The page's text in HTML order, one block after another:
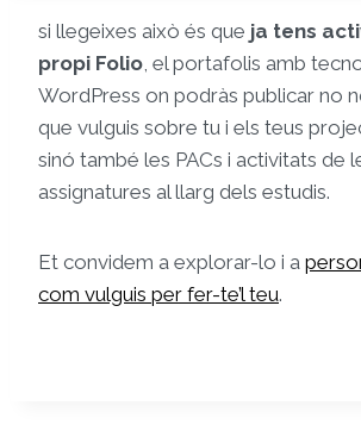
si llegeixes això és que ja tens
propi Folio , el portafolis amb
WordPress on podràs publicar no
que vulguis sobre tu i els teus
sinó també les PACs i activitats de
assignatures al llarg dels estudis.
Et convidem a explorar-lo i a
com vulguis per fer-te’l teu.